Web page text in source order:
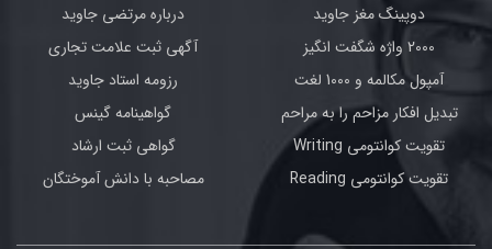
دوپینگ مغز جاوید
2000 واژه شگفت انگیز
آمپول مکالمه و 1000 لغت
تبدیل افکار مزاحم را به مراحم
تقویت کوانتومی Writing
تقویت کوانتومی Reading
درباره مرتضی جاوید
آگهی ثبت علامت تجاری
رزومه استاد جاوید
گواهینامه گینس
گواهی ثبت ارشاد
مصاحبه با دانش آموختگان